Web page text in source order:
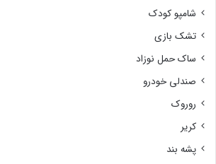
شامپو کودک
تشک بازی
ساک حمل نوزاد
صندلی خودرو
روروک
کریر
پشه بند